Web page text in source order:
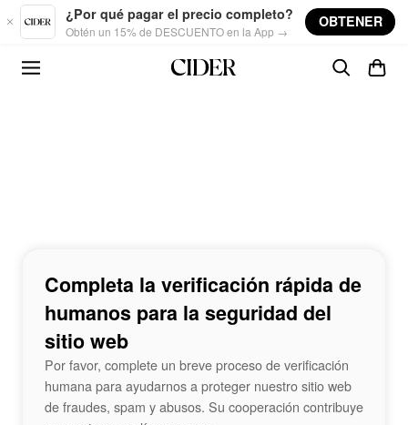
Skip to main content
¿Por qué pagar el precio completo?
Obtén un 15% de DESCUENTO en la App →
OBTENER
Completa la verificación rápida de
humanos para la seguridad del
sitio web
Por favor, complete un breve proceso de verificación
humana para ayudarnos a proteger nuestro sitio web
de fraudes, spam y abusos. Su cooperación contribuye